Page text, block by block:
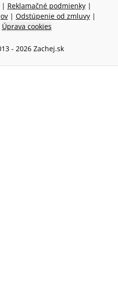
| Reklamačné podmienky |
| Odstúpenie od zmluvy |
Úprava cookies
- 2026 Zachej.sk